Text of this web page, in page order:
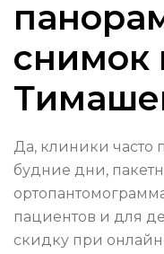
снимок
Да, клиники часто
будние дни,
пациентов и для
скидку при